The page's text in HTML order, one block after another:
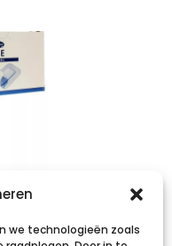
we technologieën zoals